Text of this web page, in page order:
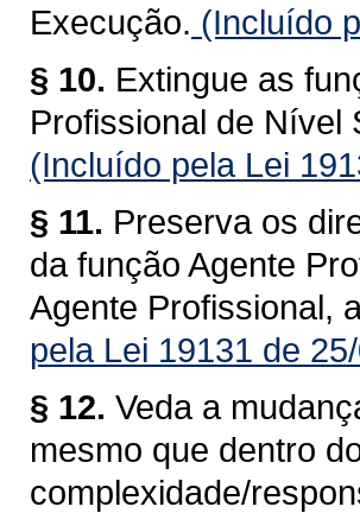
Execução. (Incluído
§ 10. Extingue as
Profissional de Nível
(Incluído pela Lei
§ 11. Preserva os
da função Agente
Agente Profissional,
pela Lei 19131 de
§ 12. Veda a
mesmo que dentro
complexidade/